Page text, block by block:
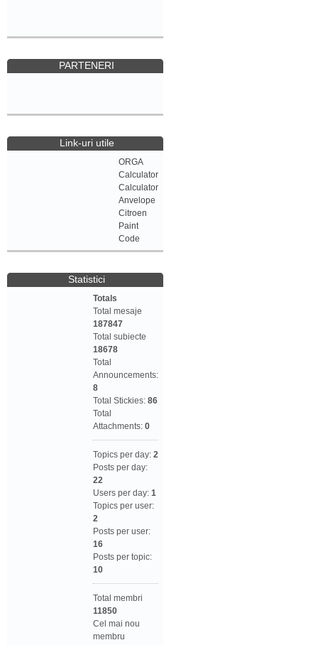
PARTENERI
Link-uri utile
ORGA
Calculator
Calculator
Anvelope
Citroen
Paint
Code
Statistici
Totals
Total mesaje
187847
Total subiecte
18678
Total
Announcements:
8
Total Stickies: 86
Total
Attachments: 0
Topics per day: 2
Posts per day:
22
Users per day: 1
Topics per user:
2
Posts per user:
16
Posts per topic:
10
Total membri
11850
Cel mai nou
membru